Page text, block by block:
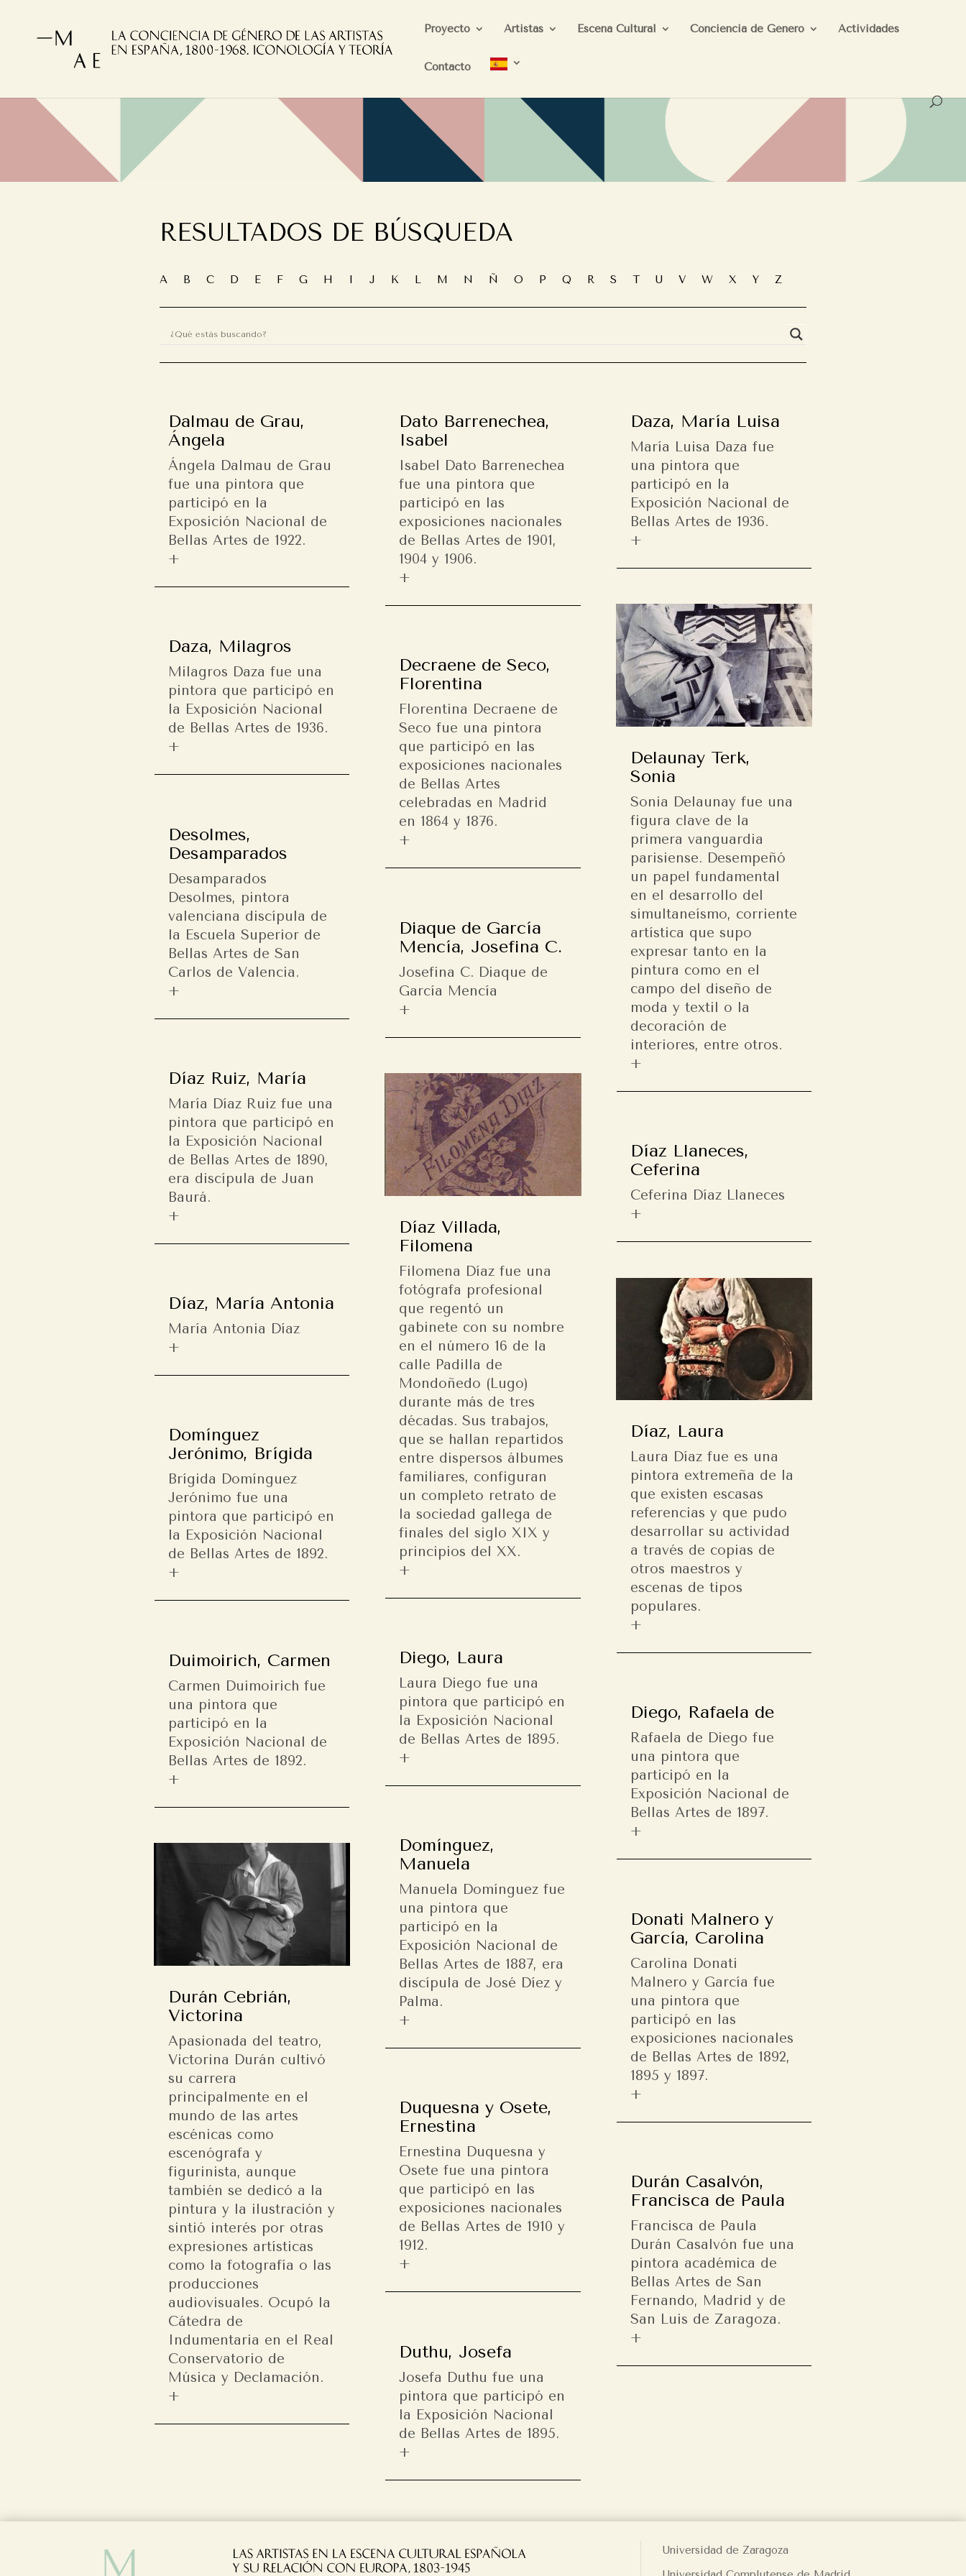
Proyecto Artistas Escena Cultural Conciencia de Género Actividades
Contacto
RESULTADOS DE BÚSQUEDA
A B C D E F G H I J K L M N Ñ O P Q R S T U V W X Y Z
Dalmau de Grau,
Ángela
Ángela Dalmau de Grau
fue una pintora que
participó en la
Exposición Nacional de
Bellas Artes de 1922.
Daza, Milagros
Milagros Daza fue una
pintora que participó en
la Exposición Nacional
de Bellas Artes de 1936.
Desolmes,
Desamparados
Desamparados
Desolmes, pintora
valenciana discípula de
la Escuela Superior de
Bellas Artes de San
Carlos de Valencia.
Díaz Ruiz, María
María Díaz Ruiz fue una
pintora que participó en
la Exposición Nacional
de Bellas Artes de 1890,
era discípula de Juan
Baurá.
Díaz, María Antonia
María Antonia Díaz
Domínguez
Jerónimo, Brígida
Brígida Domínguez
Jerónimo fue una
pintora que participó en
la Exposición Nacional
de Bellas Artes de 1892.
Duimoirich, Carmen
Carmen Duimoirich fue
una pintora que
participó en la
Exposición Nacional de
Bellas Artes de 1892.
Durán Cebrián,
Victorina
Apasionada del teatro,
Victorina Durán cultivó
su carrera
principalmente en el
mundo de las artes
escénicas como
escenógrafa y
figurinista, aunque
también se dedicó a la
pintura y la ilustración y
sintió interés por otras
expresiones artísticas
como la fotografía o las
producciones
audiovisuales. Ocupó la
Cátedra de
Indumentaria en el Real
Conservatorio de
Música y Declamación.
Dato Barrenechea,
Isabel
Isabel Dato Barrenechea
fue una pintora que
participó en las
exposiciones nacionales
de Bellas Artes de 1901,
1904 y 1906.
Decraene de Seco,
Florentina
Florentina Decraene de
Seco fue una pintora
que participó en las
exposiciones nacionales
de Bellas Artes
celebradas en Madrid
en 1864 y 1876.
Diaque de García
Mencía, Josefina C.
Josefina C. Diaque de
García Mencía
Díaz Villada,
Filomena
Filomena Díaz fue una
fotógrafa profesional
que regentó un
gabinete con su nombre
en el número 16 de la
calle Padilla de
Mondoñedo (Lugo)
durante más de tres
décadas. Sus trabajos,
que se hallan repartidos
entre dispersos álbumes
familiares, configuran
un completo retrato de
la sociedad gallega de
finales del siglo XIX y
principios del XX.
Diego, Laura
Laura Diego fue una
pintora que participó en
la Exposición Nacional
de Bellas Artes de 1895.
Domínguez,
Manuela
Manuela Domínguez fue
una pintora que
participó en la
Exposición Nacional de
Bellas Artes de 1887, era
discípula de José Díez y
Palma.
Duquesna y Osete,
Ernestina
Ernestina Duquesna y
Osete fue una pintora
que participó en las
exposiciones nacionales
de Bellas Artes de 1910 y
1912.
Duthu, Josefa
Josefa Duthu fue una
pintora que participó en
la Exposición Nacional
de Bellas Artes de 1895.
Daza, María Luisa
María Luisa Daza fue
una pintora que
participó en la
Exposición Nacional de
Bellas Artes de 1936.
Delaunay Terk,
Sonia
Sonia Delaunay fue una
figura clave de la
primera vanguardia
parisiense. Desempeñó
un papel fundamental
en el desarrollo del
simultaneísmo, corriente
artística que supo
expresar tanto en la
pintura como en el
campo del diseño de
moda y textil o la
decoración de
interiores, entre otros.
Díaz Llaneces,
Ceferina
Ceferina Díaz Llaneces
Díaz, Laura
Laura Díaz fue es una
pintora extremeña de la
que existen escasas
referencias y que pudo
desarrollar su actividad
a través de copias de
otros maestros y
escenas de tipos
populares.
Diego, Rafaela de
Rafaela de Diego fue
una pintora que
participó en la
Exposición Nacional de
Bellas Artes de 1897.
Donati Malnero y
García, Carolina
Carolina Donati
Malnero y García fue
una pintora que
participó en las
exposiciones nacionales
de Bellas Artes de 1892,
1895 y 1897.
Durán Casalvón,
Francisca de Paula
Francisca de Paula
Durán Casalvón fue una
pintora académica de
Bellas Artes de San
Fernando, Madrid y de
San Luis de Zaragoza.
Universidad de Zaragoza